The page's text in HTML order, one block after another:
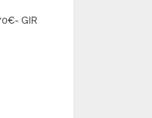
GIR